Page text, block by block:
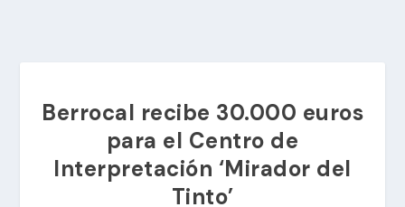
Berrocal recibe 30.000 euros
para el Centro de
Interpretación ‘Mirador del
Tinto’